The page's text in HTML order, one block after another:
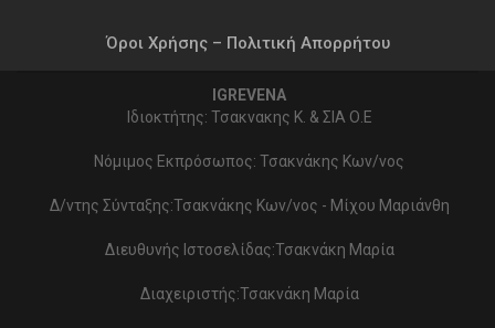
Όροι Χρήσης – Πολιτική Απορρήτου
IGREVENA
Ιδιοκτήτης: Τσακνακης Κ. & ΣΙΑ Ο.Ε
Νόμιμος Εκπρόσωπος: Τσακνάκης Κων/νος
Δ/ντης Σύνταξης:Τσακνάκης Κων/νος - Μίχου Μαριάνθη
Διευθυνής Ιστοσελίδας:Τσακνάκη Μαρία
Διαχειριστής:Τσακνάκη Μαρία